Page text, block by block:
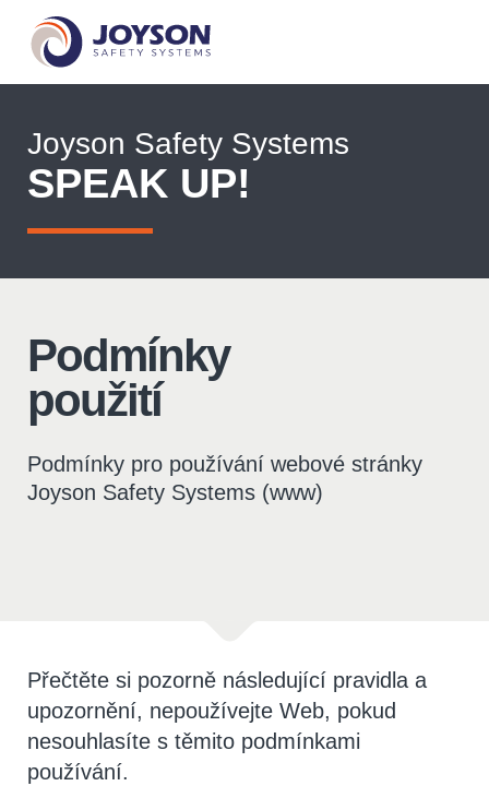
Joyson Safety Systems
SPEAK UP!
Podmínky
použití
Podmínky pro používání webové stránky
Joyson Safety Systems (www)
Přečtěte si pozorně následující pravidla a
upozornění, nepoužívejte Web, pokud
nesouhlasíte s těmito podmínkami
používání.